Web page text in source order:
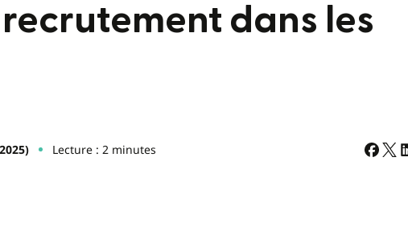
dans les
Lecture : 2 minutes